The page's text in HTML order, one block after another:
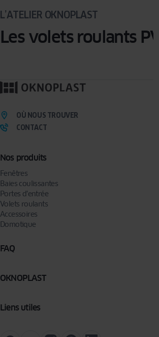
L’ATELIER OKNOPLAST
Les volets roulants PVC
Nos produits
Fenêtres
Baies coulissantes
Portes d’entrée
Volets roulants
Accessoires
Domotique
FAQ
OKNOPLAST
Liens utiles
OÙ NOUS TROUVER
CONTACT